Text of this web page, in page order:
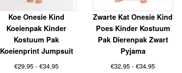
Koe Onesie Kind
Koeienpak Kinder
Kostuum Pak
Koeienprint Jumpsuit
€29,95 - €34,95Prijsklasse:
Zwarte Kat Onesie Kind
Poes Kinder Kostuum
Pak Dierenpak Zwart
Pyjama
€32,95 - €34,95Prijsklasse: